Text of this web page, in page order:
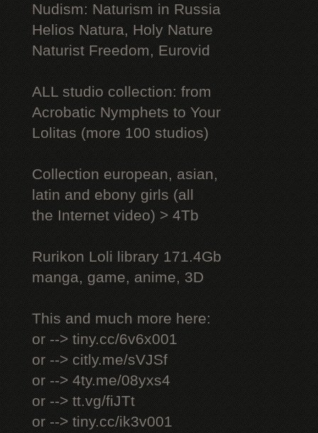
Nudism: Naturism in Russia
Helios Natura, Holy Nature
Naturist Freedom, Eurovid
ALL studio collection: from
Acrobatic Nymрhеts to Your
Lоlitаs (more 100 studios)
Collection european, asian,
latin and ebony girls (all
the Internet video) > 4Tb
Rurikon Lоli library 171.4Gb
manga, game, anime, 3D
This and much more here:
or --> tiny.cc/6v6x001
or --> citly.me/sVJSf
or --> 4ty.me/08yxs4
or --> tt.vg/fiJTt
or --> tiny.cc/ik3v001